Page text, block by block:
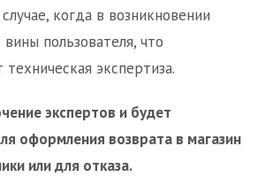
когда в возникновении
пользователя, что
техническая экспертиза.
экспертов и будет
оформления возврата в магазин
или для отказа.